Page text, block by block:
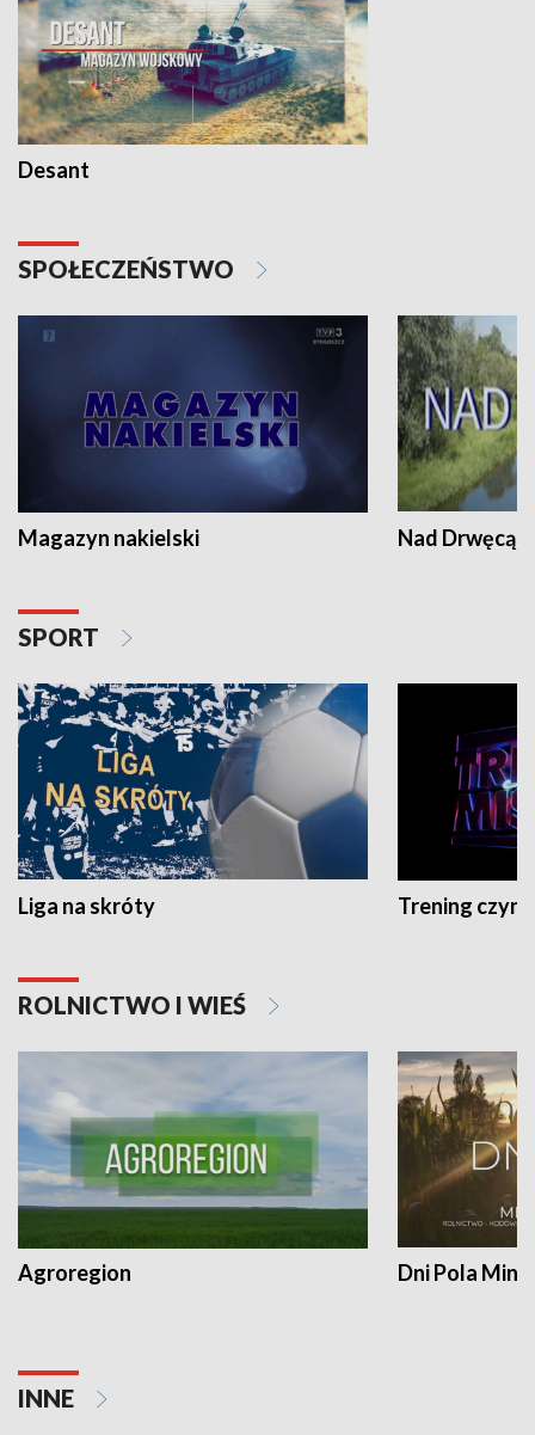
Desant
SPOŁECZEŃSTWO
Magazyn nakielski Nad Drwęcą
SPORT
Liga na skróty Trening czyni
ROLNICTWO I WIEŚ
Agroregion Dni Pola
INNE